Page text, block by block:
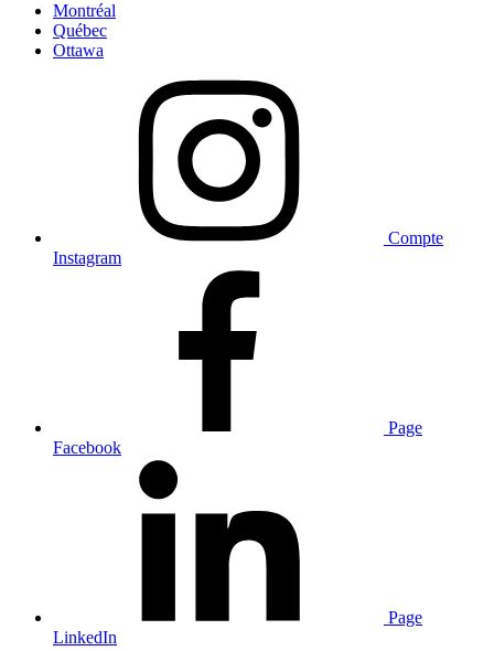
Montréal
Québec
Ottawa
Compte
Instagram
Page
Facebook
Page
LinkedIn